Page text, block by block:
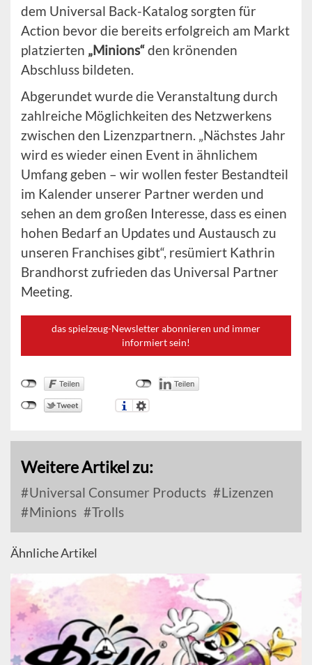
dem Universal Back-Katalog sorgten für
Action bevor die bereits erfolgreich am Markt
platzierten „Minions“den krönenden
Abschluss bildeten.
Abgerundet wurde die Veranstaltung durch
zahlreiche Möglichkeiten des Netzwerkens
zwischen den Lizenzpartnern. „Nächstes Jahr
wird es wieder einen Event in ähnlichem
Umfang geben – wir wollen fester Bestandteil
im Kalender unserer Partner werden und
sehen an dem großen Interesse, dass es einen
hohen Bedarf an Updates und Austausch zu
unseren Franchises gibt“, resümiert Kathrin
Brandhorst zufrieden das Universal Partner
Meeting.
das spielzeug-Newsletter abonnieren und immer
informiert sein!
Weitere Artikel zu:
Universal Consumer Products
Lizenzen
Minions
Trolls
Ähnliche Artikel